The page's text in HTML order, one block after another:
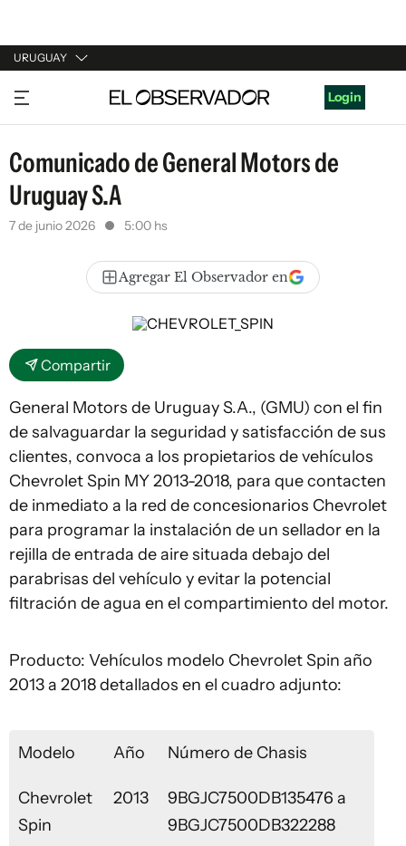
URUGUAY
URUGUAY
ARGENTINA
ESPAÑA
ESTADOS UNIDOS
Login
Comunicado de General Motors de
Uruguay S.A
7 de junio 2026 5:00 hs
Agregar El Observador en
Compartir
General Motors de Uruguay S.A., (GMU) con el fin
de salvaguardar la seguridad y satisfacción de sus
clientes, convoca a los propietarios de vehículos
Chevrolet Spin MY 2013-2018, para que contacten
de inmediato a la red de concesionarios Chevrolet
para programar la instalación de un sellador en la
rejilla de entrada de aire situada debajo del
parabrisas del vehículo y evitar la potencial
filtración de agua en el compartimiento del motor.
Producto: Vehículos modelo Chevrolet Spin año
2013 a 2018 detallados en el cuadro adjunto:
Modelo Año Número de Chasis
Chevrolet
Spin
2013
9BGJC7500DB135476 a
9BGJC7500DB322288